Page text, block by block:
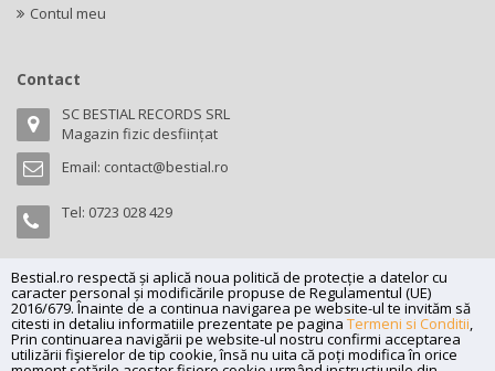
Bestial.ro respectă și aplică noua politică de protecție a datelor cu
caracter personal și modificările propuse de Regulamentul (UE)
2016/679. Înainte de a continua navigarea pe website-ul te invităm să
citesti in detaliu informatiile prezentate pe pagina Termeni si Conditii,
Prin continuarea navigării pe website-ul nostru confirmi acceptarea
utilizării fişierelor de tip cookie, însă nu uita că poți modifica în orice
Contul meu
Contact
SC BESTIAL RECORDS SRL
Magazin fizic desființat
Email: contact@bestial.ro
Tel: 0723 028 429
Copyright (C) 2026bestial.ro -All rights reserved.
SC BESTIAL RECORDS SRL, Nr. R.C.: J35/345/2005, C.U.I.: RO17197870,
Adresa: Magazin fizic desființat